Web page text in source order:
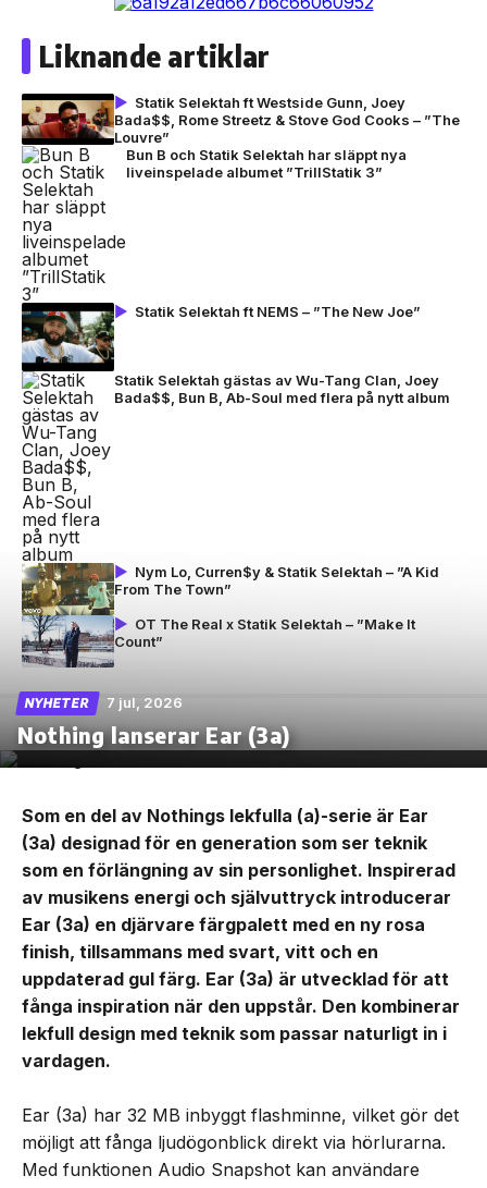
Liknande artiklar
Statik Selektah ft Westside Gunn, Joey
Bada$$, Rome Streetz & Stove God Cooks – ”The
Louvre”
Bun B och Statik Selektah har släppt nya
liveinspelade albumet ”TrillStatik 3”
Statik Selektah ft NEMS – ”The New Joe”
Statik Selektah gästas av Wu-Tang Clan, Joey
Bada$$, Bun B, Ab-Soul med flera på nytt album
Nym Lo, Curren$y & Statik Selektah – ”A Kid
From The Town”
OT The Real x Statik Selektah – ”Make It
Count”
NYHETER 7 jul, 2026
Nothing lanserar Ear (3a)
Som en del av Nothings lekfulla (a)-serie är Ear
(3a) designad för en generation som ser teknik
som en förlängning av sin personlighet. Inspirerad
av musikens energi och självuttryck introducerar
Ear (3a) en djärvare färgpalett med en ny rosa
finish, tillsammans med svart, vitt och en
uppdaterad gul färg. Ear (3a) är utvecklad för att
fånga inspiration när den uppstår. Den kombinerar
lekfull design med teknik som passar naturligt in i
vardagen.
Ear (3a) har 32 MB inbyggt flashminne, vilket gör det
möjligt att fånga ljudögonblick direkt via hörlurarna.
Med funktionen Audio Snapshot kan användare